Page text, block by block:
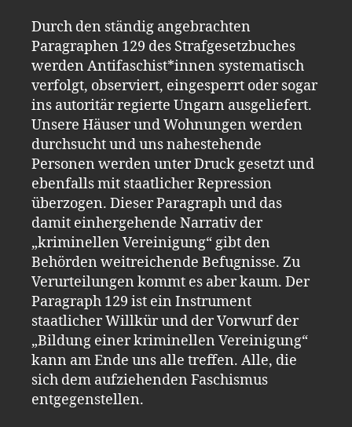
Durch den ständig angebrachten
Paragraphen 129 des Strafgesetzbuches
werden Antifaschist*innen systematisch
verfolgt, observiert, eingesperrt oder sogar
ins autoritär regierte Ungarn ausgeliefert.
Unsere Häuser und Wohnungen werden
durchsucht und uns nahestehende
Personen werden unter Druck gesetzt und
ebenfalls mit staatlicher Repression
überzogen. Dieser Paragraph und das
damit einhergehende Narrativ der
„kriminellen Vereinigung“ gibt den
Behörden weitreichende Befugnisse. Zu
Verurteilungen kommt es aber kaum. Der
Paragraph 129 ist ein Instrument
staatlicher Willkür und der Vorwurf der
„Bildung einer kriminellen Vereinigung“
kann am Ende uns alle treffen. Alle, die
sich dem aufziehenden Faschismus
entgegenstellen.